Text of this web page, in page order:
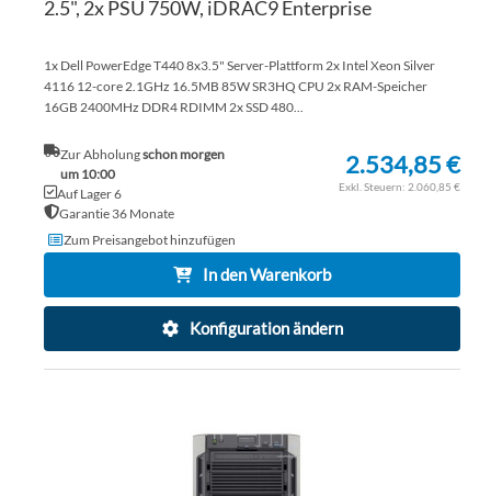
2.5", 2x PSU 750W, iDRAC9 Enterprise
1x Dell PowerEdge T440 8x3.5" Server-Plattform 2x Intel Xeon Silver
4116 12-core 2.1GHz 16.5MB 85W SR3HQ CPU 2x RAM-Speicher
16GB 2400MHz DDR4 RDIMM 2x SSD 480...
Zur Abholungschon morgen
um 10:00
Auf Lager 6
Garantie 36 Monate
2.534,85 €
2.060,85 €
Zum Preisangebot hinzufügen
In den Warenkorb
Konfiguration ändern